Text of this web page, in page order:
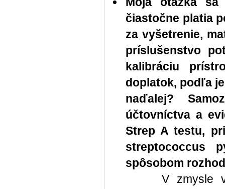
čiastočne platia
za vyšetrenie,
príslušenstvo
kalibráciu
doplatok, podľa
naďalej?
účtovníctva a
Strep A testu,
streptococcus
spôsobom
V zmysle